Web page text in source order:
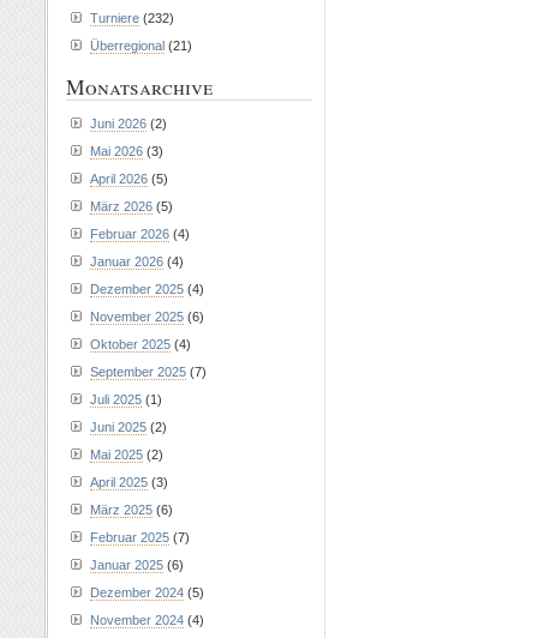
Turniere (232)
Überregional (21)
Monatsarchive
Juni 2026 (2)
Mai 2026 (3)
April 2026 (5)
März 2026 (5)
Februar 2026 (4)
Januar 2026 (4)
Dezember 2025 (4)
November 2025 (6)
Oktober 2025 (4)
September 2025 (7)
Juli 2025 (1)
Juni 2025 (2)
Mai 2025 (2)
April 2025 (3)
März 2025 (6)
Februar 2025 (7)
Januar 2025 (6)
Dezember 2024 (5)
November 2024 (4)